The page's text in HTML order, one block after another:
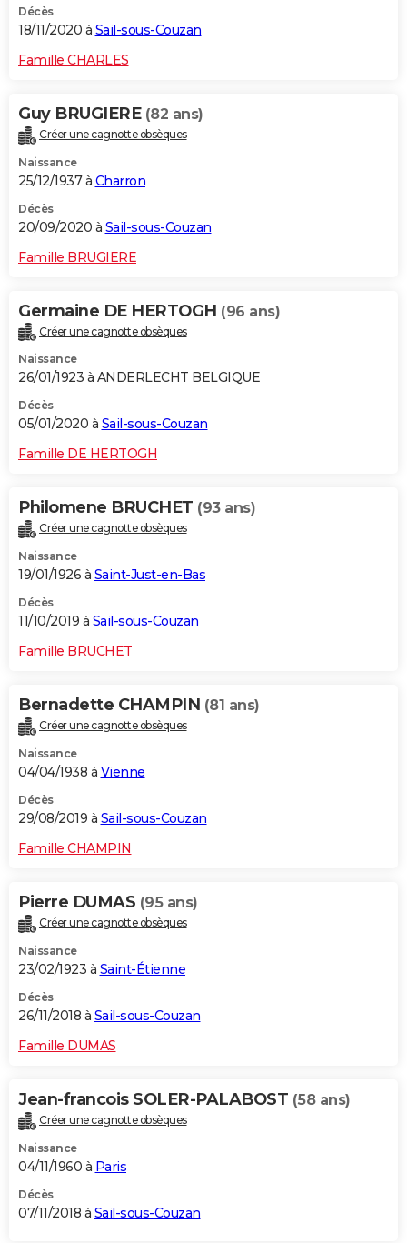
Décès
18/11/2020 à Sail-sous-Couzan
Famille CHARLES
Guy BRUGIERE (82 ans)
Créer une cagnotte obsèques
Naissance
25/12/1937 à Charron
Décès
20/09/2020 à Sail-sous-Couzan
Famille BRUGIERE
Germaine DE HERTOGH (96 ans)
Créer une cagnotte obsèques
Naissance
26/01/1923 à ANDERLECHT BELGIQUE
Décès
05/01/2020 à Sail-sous-Couzan
Famille DE HERTOGH
Philomene BRUCHET (93 ans)
Créer une cagnotte obsèques
Naissance
19/01/1926 à Saint-Just-en-Bas
Décès
11/10/2019 à Sail-sous-Couzan
Famille BRUCHET
Bernadette CHAMPIN (81 ans)
Créer une cagnotte obsèques
Naissance
04/04/1938 à Vienne
Décès
29/08/2019 à Sail-sous-Couzan
Famille CHAMPIN
Pierre DUMAS (95 ans)
Créer une cagnotte obsèques
Naissance
23/02/1923 à Saint-Étienne
Décès
26/11/2018 à Sail-sous-Couzan
Famille DUMAS
Jean-francois SOLER-PALABOST (58 ans)
Créer une cagnotte obsèques
Naissance
04/11/1960 à Paris
Décès
07/11/2018 à Sail-sous-Couzan